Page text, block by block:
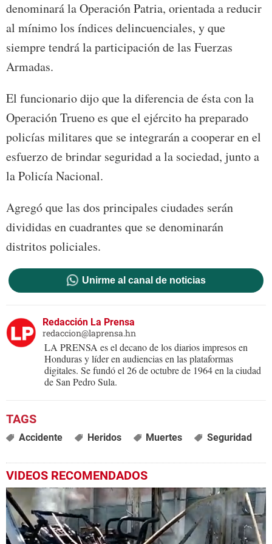
denominará la Operación Patria, orientada a reducir
al mínimo los índices delincuenciales, y que
siempre tendrá la participación de las Fuerzas
Armadas.
El funcionario dijo que la diferencia de ésta con la
Operación Trueno es que el ejército ha preparado
policías militares que se integrarán a cooperar en el
esfuerzo de brindar seguridad a la sociedad, junto a
la Policía Nacional.
Agregó que las dos principales ciudades serán
divididas en cuadrantes que se denominarán
distritos policiales.
Unirme al canal de noticias
Redacción La Prensa
redaccion@laprensa.hn
LA PRENSA es el decano de los diarios impresos en
Honduras y líder en audiencias en las plataformas
digitales. Se fundó el 26 de octubre de 1964 en la ciudad
de San Pedro Sula.
Accidente Heridos Muertes Seguridad
VIDEOS RECOMENDADOS